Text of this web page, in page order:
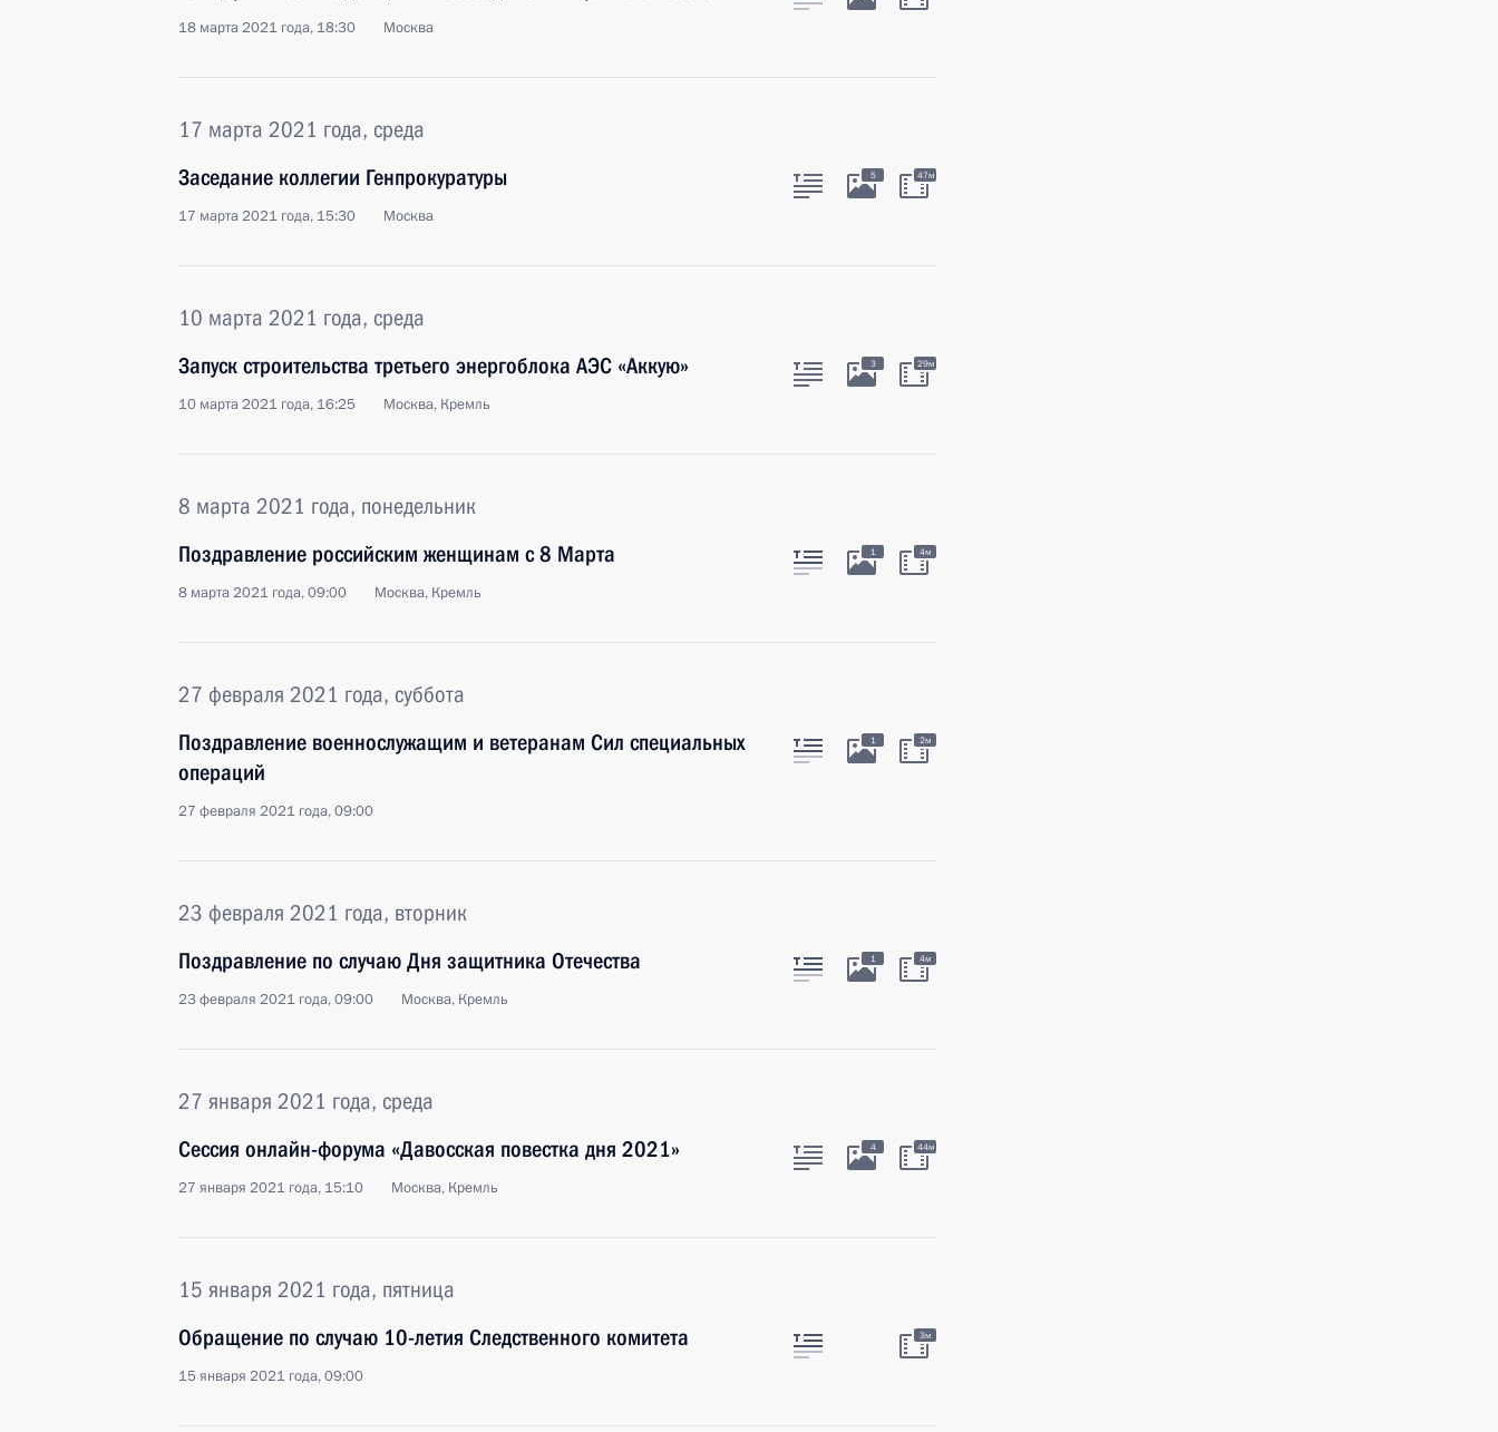
18 марта 2021 года, 18:30 Москва
17 марта 2021 года, среда
Заседание коллегии Генпрокуратуры
17 марта 2021 года, 15:30 Москва
5 47м
10 марта 2021 года, среда
Запуск строительства третьего энергоблока АЭС «Аккую»
10 марта 2021 года, 16:25 Москва, Кремль
3 29м
8 марта 2021 года, понедельник
Поздравление российским женщинам с 8 Марта
8 марта 2021 года, 09:00 Москва, Кремль
1 4м
27 февраля 2021 года, суббота
Поздравление военнослужащим и ветеранам Сил специальных
операций
27 февраля 2021 года, 09:00
1 2м
23 февраля 2021 года, вторник
Поздравление по случаю Дня защитника Отечества
23 февраля 2021 года, 09:00 Москва, Кремль
1 4м
27 января 2021 года, среда
Сессия онлайн-форума «Давосская повестка дня 2021»
27 января 2021 года, 15:10 Москва, Кремль
4 44м
15 января 2021 года, пятница
Обращение по случаю 10-летия Следственного комитета
15 января 2021 года, 09:00
3м